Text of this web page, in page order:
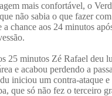
mais confortável, o
não sabia o que fazer
a chance aos 24 minutos
25 minutos Zé Rafael deu
e acabou perdendo a
iniciou um contra-ataque
que só não fez o terceiro